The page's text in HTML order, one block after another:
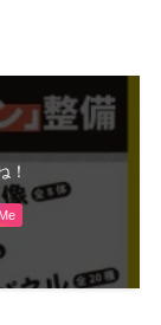
！